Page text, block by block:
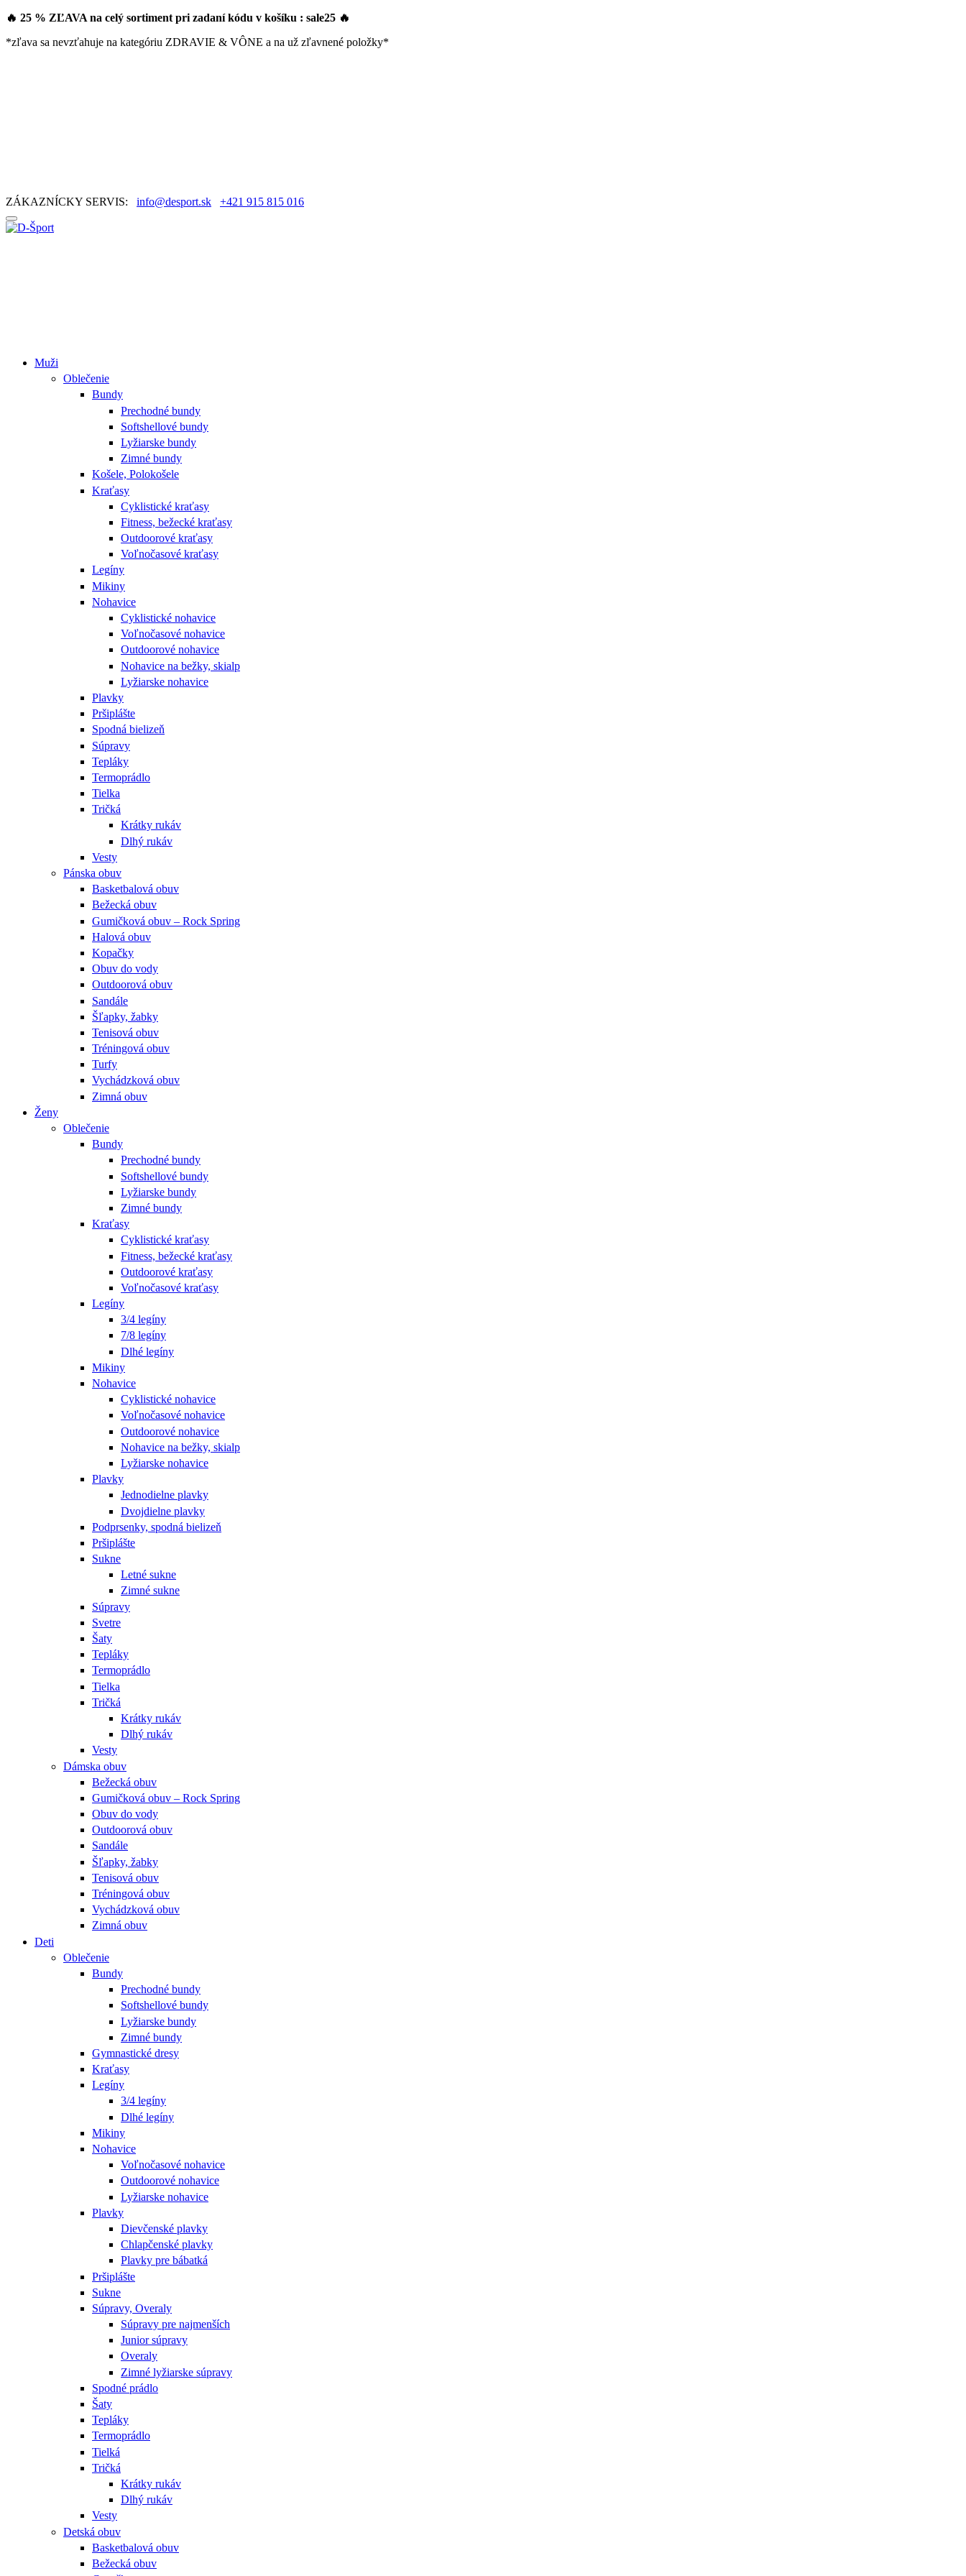
🔥 25 % ZĽAVA na celý sortiment pri zadaní kódu v košíku : sale25 🔥
*zľava sa nevzťahuje na kategóriu ZDRAVIE & VÔNE a na už zľavnené položky*
ZÁKAZNÍCKY SERVIS: info@desport.sk +421 915 815 016
Muži
Oblečenie
Bundy
Prechodné bundy
Softshellové bundy
Lyžiarske bundy
Zimné bundy
Košele, Polokošele
Kraťasy
Cyklistické kraťasy
Fitness, bežecké kraťasy
Outdoorové kraťasy
Voľnočasové kraťasy
Legíny
Mikiny
Nohavice
Cyklistické nohavice
Voľnočasové nohavice
Outdoorové nohavice
Nohavice na bežky, skialp
Lyžiarske nohavice
Plavky
Pršiplášte
Spodná bielizeň
Súpravy
Tepláky
Termoprádlo
Tielka
Tričká
Krátky rukáv
Dlhý rukáv
Vesty
Pánska obuv
Basketbalová obuv
Bežecká obuv
Gumičková obuv – Rock Spring
Halová obuv
Kopačky
Obuv do vody
Outdoorová obuv
Sandále
Šľapky, žabky
Tenisová obuv
Tréningová obuv
Turfy
Vychádzková obuv
Zimná obuv
Ženy
Oblečenie
Bundy
Prechodné bundy
Softshellové bundy
Lyžiarske bundy
Zimné bundy
Kraťasy
Cyklistické kraťasy
Fitness, bežecké kraťasy
Outdoorové kraťasy
Voľnočasové kraťasy
Legíny
3/4 legíny
7/8 legíny
Dlhé legíny
Mikiny
Nohavice
Cyklistické nohavice
Voľnočasové nohavice
Outdoorové nohavice
Nohavice na bežky, skialp
Lyžiarske nohavice
Plavky
Jednodielne plavky
Dvojdielne plavky
Podprsenky, spodná bielizeň
Pršiplášte
Sukne
Letné sukne
Zimné sukne
Súpravy
Svetre
Šaty
Tepláky
Termoprádlo
Tielka
Tričká
Krátky rukáv
Dlhý rukáv
Vesty
Dámska obuv
Bežecká obuv
Gumičková obuv – Rock Spring
Obuv do vody
Outdoorová obuv
Sandále
Šľapky, žabky
Tenisová obuv
Tréningová obuv
Vychádzková obuv
Zimná obuv
Deti
Oblečenie
Bundy
Prechodné bundy
Softshellové bundy
Lyžiarske bundy
Zimné bundy
Gymnastické dresy
Kraťasy
Legíny
3/4 legíny
Dlhé legíny
Mikiny
Nohavice
Voľnočasové nohavice
Outdoorové nohavice
Lyžiarske nohavice
Plavky
Dievčenské plavky
Chlapčenské plavky
Plavky pre bábatká
Pršiplášte
Sukne
Súpravy, Overaly
Súpravy pre najmenších
Junior súpravy
Overaly
Zimné lyžiarske súpravy
Spodné prádlo
Šaty
Tepláky
Termoprádlo
Tielká
Tričká
Krátky rukáv
Dlhý rukáv
Vesty
Detská obuv
Basketbalová obuv
Bežecká obuv